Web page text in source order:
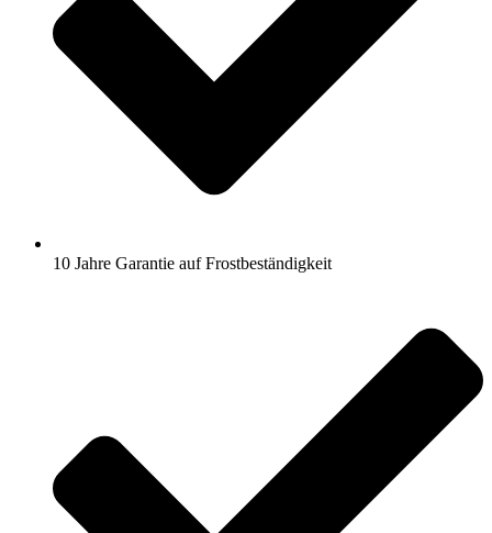
10 Jahre Garantie auf Frostbeständigkeit